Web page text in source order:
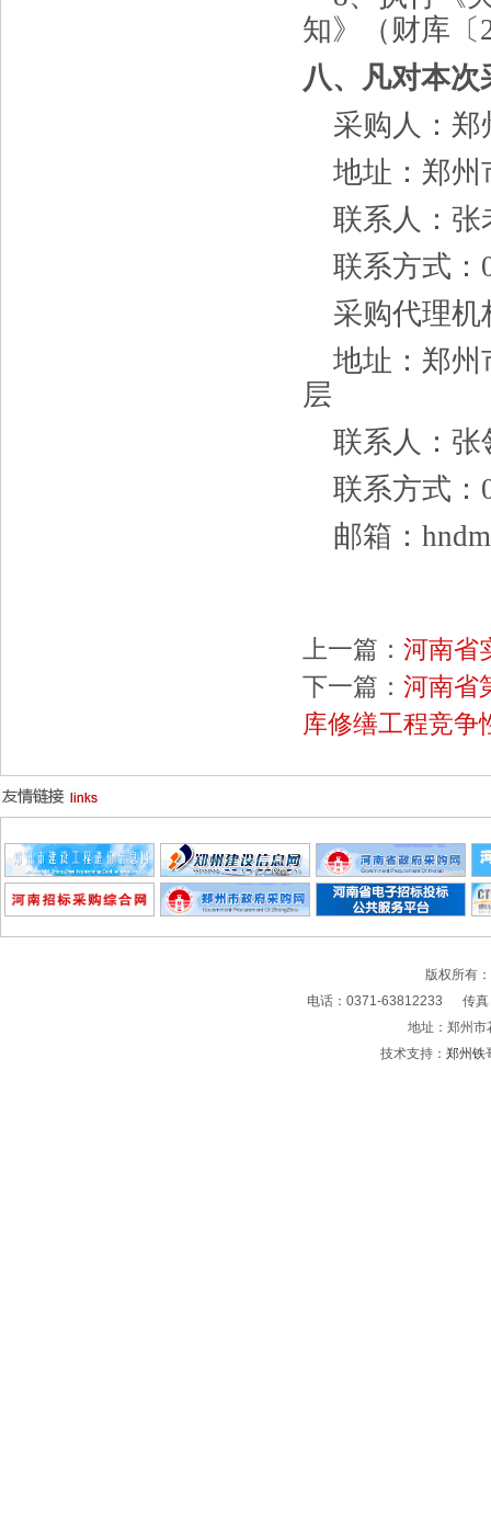
知》（财库〔
八、凡对本
采购人：郑
地址： 郑州
联系人： 张
联系方式：
采购代理
地址：郑州
层
联系人： 张
联系方式：
邮箱：
上一篇： 河南省
下一篇： 河南省
库修缮工程竞争
版权所有
电话：0371-63812233 传
地址：郑州
技术支持： 郑州铁